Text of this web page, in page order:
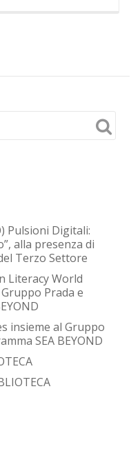
Pulsioni Digitali:
alla presenza di
Terzo Settore
Literacy World
Prada e
insieme al Gruppo
SEA BEYOND